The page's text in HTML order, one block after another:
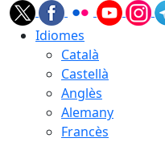
Idiomes
Català
Castellà
Anglès
Alemany
Francès